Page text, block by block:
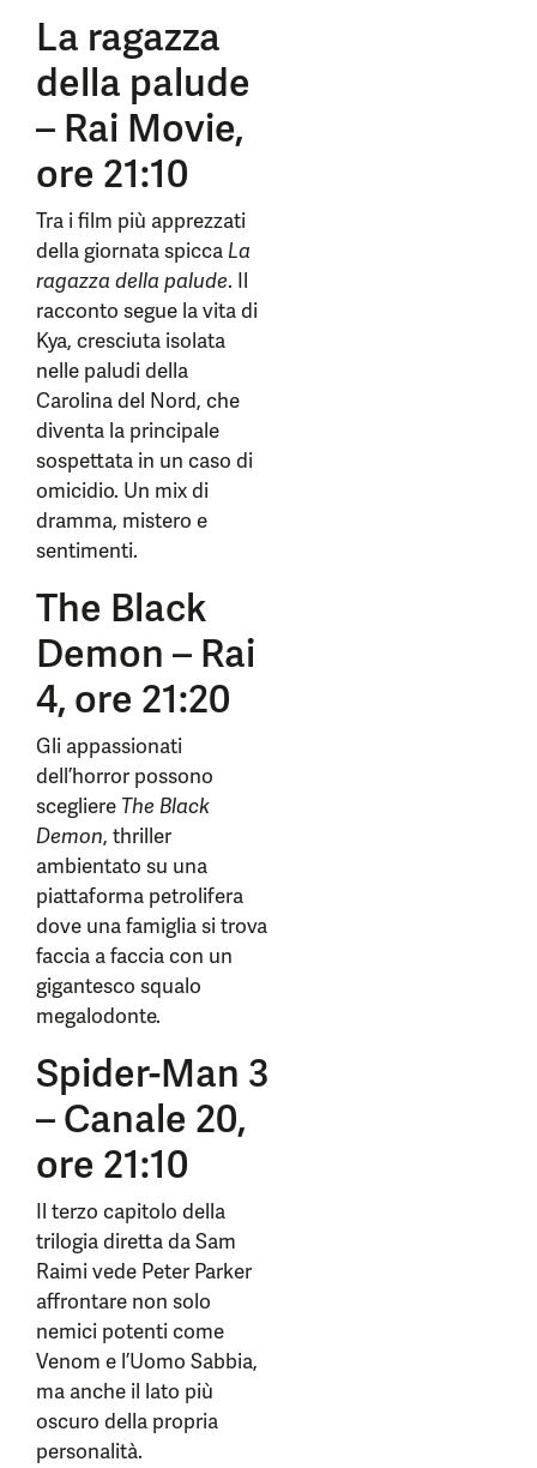
La ragazza
della palude
– Rai Movie,
ore 21:10
Tra i film più apprezzati
della giornata spicca La
ragazza della palude. Il
racconto segue la vita di
Kya, cresciuta isolata
nelle paludi della
Carolina del Nord, che
diventa la principale
sospettata in un caso di
omicidio. Un mix di
dramma, mistero e
sentimenti.
The Black
Demon – Rai
4, ore 21:20
Gli appassionati
dell’horror possono
scegliere The Black
Demon, thriller
ambientato su una
piattaforma petrolifera
dove una famiglia si trova
faccia a faccia con un
gigantesco squalo
megalodonte.
Spider-Man 3
– Canale 20,
ore 21:10
Il terzo capitolo della
trilogia diretta da Sam
Raimi vede Peter Parker
affrontare non solo
nemici potenti come
Venom e l’Uomo Sabbia,
ma anche il lato più
oscuro della propria
personalità.